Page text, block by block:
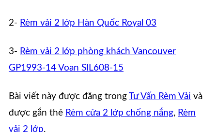
2- Rèm vải 2 lớp Hàn Quốc Royal 03
3- Rèm vải 2 lớp phòng khách Vancouver
GP1993-14 Voan SIL608-15
Bài viết này được đăng trong Tư Vấn Rèm Vải và
được gắn thẻ Rèm cửa 2 lớp chống nắng, Rèm
vải 2 lớp.